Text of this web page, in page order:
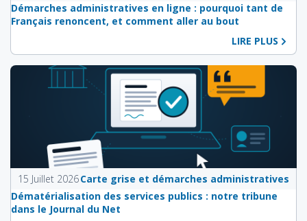
Démarches administratives en ligne : pourquoi tant de
Français renoncent, et comment aller au bout
LIRE PLUS
15 Juillet 2026Carte grise et démarches administratives
Dématérialisation des services publics : notre tribune
dans le Journal du Net